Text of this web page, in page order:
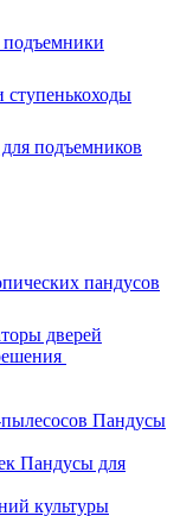
подъемников
пандусов
дверей
Пандусы
Пандусы для